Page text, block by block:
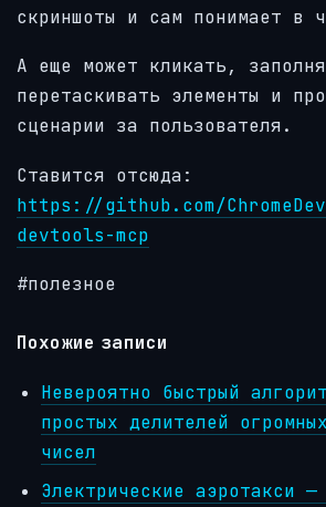
скриншоты и сам понимает в
А еще может кликать,
перетаскивать элементы и
сценарии за пользователя.
Ставится отсюда:
https://github.com/
devtools-mcp
#полезное
Похожие записи
Невероятно быстрый
простых делителей
чисел
Электрические аэротакси